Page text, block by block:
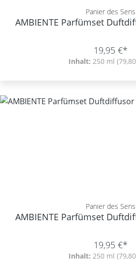
Panier des Sens
AMBIENTE Parfümset
19,95 €*
Inhalt: 250 ml
Panier des Sens
AMBIENTE Parfümset
19,95 €*
Inhalt: 250 ml